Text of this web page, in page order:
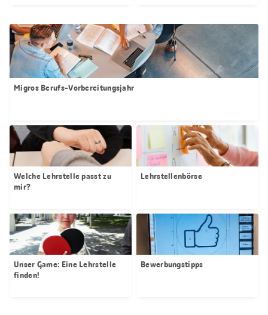
Migros Berufs-Vorbereitungsjahr
Welche Lehrstelle passt zu
mir?
Lehrstellenbörse
Unser Game: Eine Lehrstelle
finden!
Bewerbungstipps